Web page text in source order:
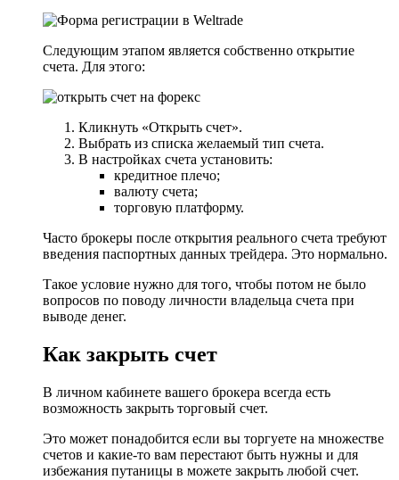
Следующим этапом является собственно открытие
счета. Для этого:
Кликнуть «Открыть счет».
Выбрать из списка желаемый тип счета.
В настройках счета установить:
кредитное плечо;
валюту счета;
торговую платформу.
Часто брокеры после открытия реального счета требуют
введения паспортных данных трейдера. Это нормально.
Такое условие нужно для того, чтобы потом не было
вопросов по поводу личности владельца счета при
выводе денег.
Как закрыть счет
В личном кабинете вашего брокера всегда есть
возможность закрыть торговый счет.
Это может понадобится если вы торгуете на множестве
счетов и какие-то вам перестают быть нужны и для
избежания путаницы в можете закрыть любой счет.